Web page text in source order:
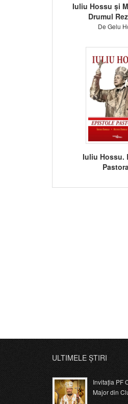
Iuliu Hossu și
Drumul
De Gelu
Iuliu Hossu.
ULTIMELE ȘTIRI
Invitația PF
Major din